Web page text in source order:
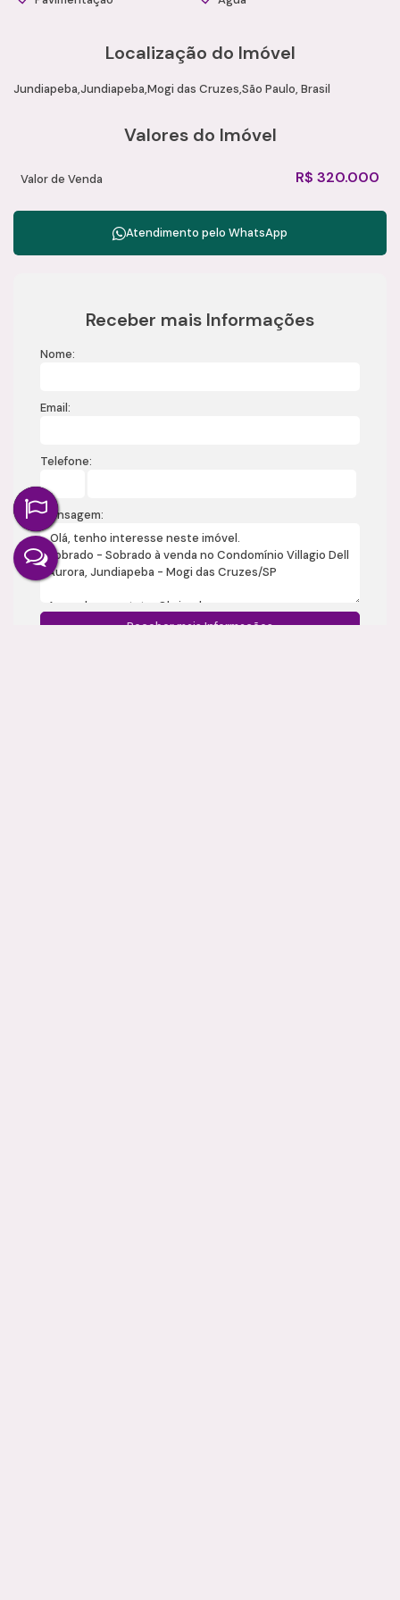
Localização do Imóvel
Jundiapeba Jundiapeba Mogi das Cruzes São Paulo, Brasil
Valores do Imóvel
R$ 320.000
Valor de Venda
Atendimento pelo WhatsApp
Receber mais Informações
Nome:
Email:
Telefone:
Mensagem: